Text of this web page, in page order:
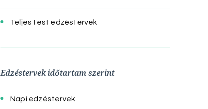
Teljes test edzéstervek
Edzéstervek időtartam szerint
Napi edzéstervek